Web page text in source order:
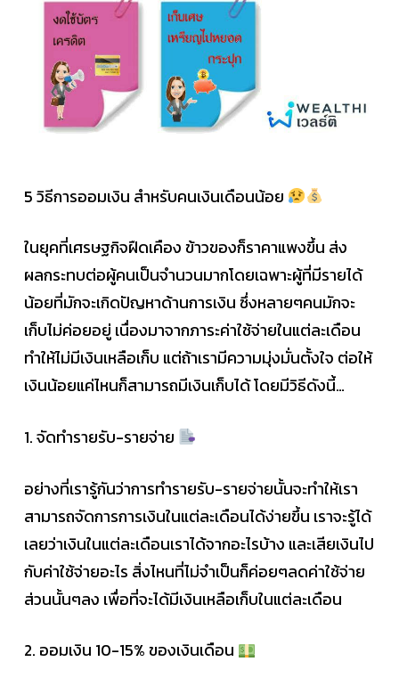
5 วิธีการออมเงิน สำหรับคนเงินเดือนน้อย
ในยุคที่เศรษฐกิจฝืดเคือง ข้าวของก็ราคาแพงขึ้น ส่ง
ผลกระทบต่อผู้คนเป็นจำนวนมากโดยเฉพาะผู้ที่มีรายได้
น้อยที่มักจะเกิดปัญหาด้านการเงิน ซึ่งหลายๆคนมักจะ
เก็บไม่ค่อยอยู่ เนื่องมาจากภาระค่าใช้จ่ายในแต่ละเดือน
ทำให้ไม่มีเงินเหลือเก็บ แต่ถ้าเรามีความมุ่งมั่นตั้งใจ ต่อให้
เงินน้อยแค่ไหนก็สามารถมีเงินเก็บได้ โดยมีวิธีดังนี้…
1. จัดทำรายรับ-รายจ่าย
อย่างที่เรารู้กันว่าการทำรายรับ-รายจ่ายนั้นจะทำให้เรา
สามารถจัดการการเงินในแต่ละเดือนได้ง่ายขึ้น เราจะรู้ได้
เลยว่าเงินในแต่ละเดือนเราได้จากอะไรบ้าง และเสียเงินไป
กับค่าใช้จ่ายอะไร สิ่งไหนที่ไม่จำเป็นก็ค่อยๆลดค่าใช้จ่าย
ส่วนนั้นๆลง เพื่อที่จะได้มีเงินเหลือเก็บในแต่ละเดือน
2. ออมเงิน 10-15% ของเงินเดือน